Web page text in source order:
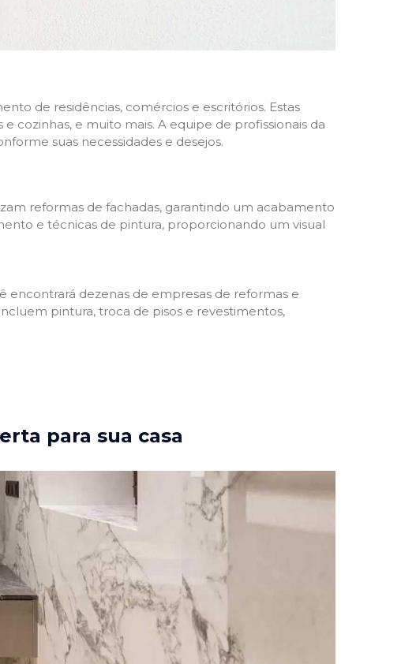
de residências, comércios e escritórios. Estas
cozinhas, e muito mais. A equipe de profissionais da
suas necessidades e desejos.
reformas de fachadas, garantindo um acabamento
e técnicas de pintura, proporcionando um visual
encontrará dezenas de empresas de reformas e
pintura, troca de pisos e revestimentos,
para sua casa